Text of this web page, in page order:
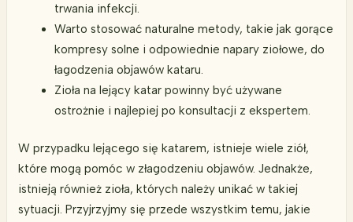
trwania infekcji.
Warto stosować naturalne metody, takie jak gorące
kompresy solne i odpowiednie napary ziołowe, do
łagodzenia objawów kataru.
Zioła na lejący katar powinny być używane
ostrożnie i najlepiej po konsultacji z ekspertem.
W przypadku lejącego się katarem, istnieje wiele ziół,
które mogą pomóc w złagodzeniu objawów. Jednakże,
istnieją również zioła, których należy unikać w takiej
sytuacji. Przyjrzyjmy się przede wszystkim temu, jakie